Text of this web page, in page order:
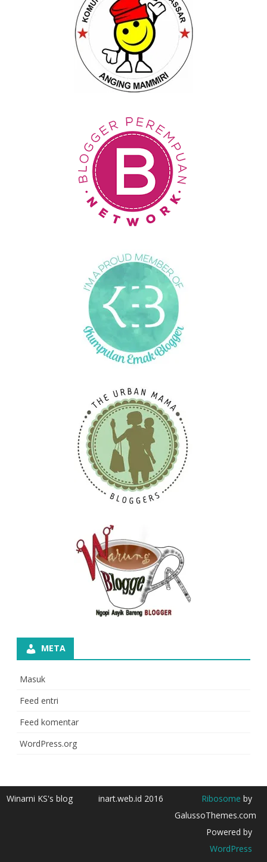
META
Masuk
Feed entri
Feed komentar
WordPress.org
Winarni KS's blog inart.web.id 2016 Ribosome by
GalussoThemes.com
Powered by
WordPress